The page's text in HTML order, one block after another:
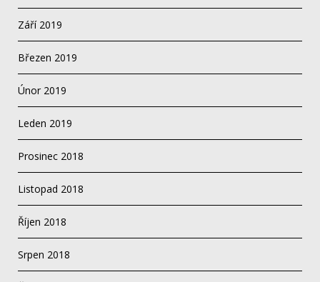
Září 2019
Březen 2019
Únor 2019
Leden 2019
Prosinec 2018
Listopad 2018
Říjen 2018
Srpen 2018